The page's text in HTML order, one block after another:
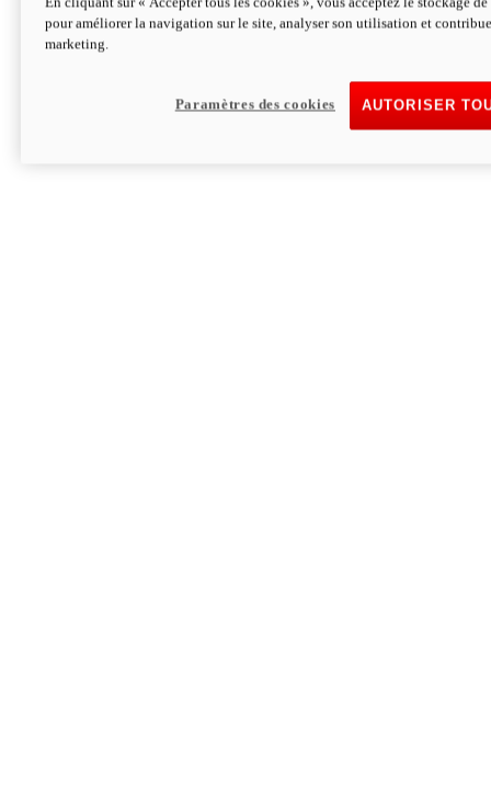
Hypermotard V2 SP 100
Découvrez-le
pour améliorer la navigation sur le site, analyser son utilisation et
marketing.
AUTORISER
Paramètres des cookies